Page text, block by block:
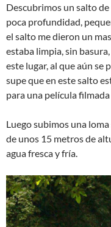
Descubrimos un salto
poca profundidad,
el salto me dieron un
estaba limpia, sin
este lugar, al que aún se
supe que en este salto
para una película
Luego subimos una
de unos 15 metros de
agua fresca y fría.